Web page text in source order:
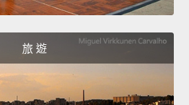
旅 遊